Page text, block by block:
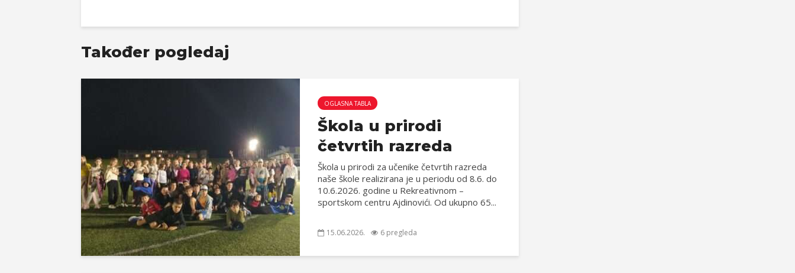
Također pogledaj
OGLASNA TABLA
Škola u prirodi
četvrtih razreda
Škola u prirodi za učenike četvrtih razreda
naše škole realizirana je u periodu od 8.6. do
10.6.2026. godine u Rekreativnom –
sportskom centru Ajdinovići. Od ukupno 65...
15.06.2026. 6 pregleda